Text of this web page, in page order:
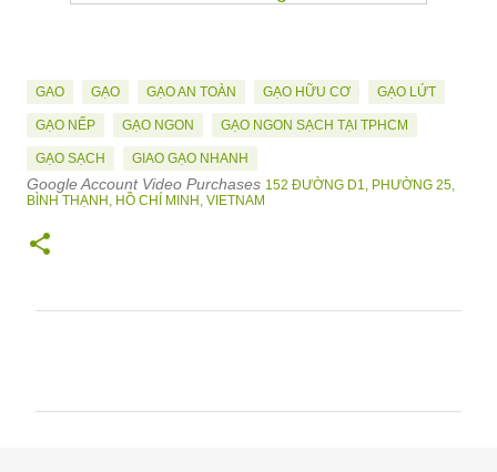
GAO GẠO GẠO AN TOÀN GẠO HỮU CƠ GẠO LỨT
GẠO NẾP GẠO NGON GẠO NGON SẠCH TẠI TPHCM
GẠO SẠCH GIAO GẠO NHANH
Google Account Video Purchases 152 ĐƯỜNG D1, PHƯỜNG 25,
BÌNH THẠNH, HỒ CHÍ MINH, VIETNAM
ậ